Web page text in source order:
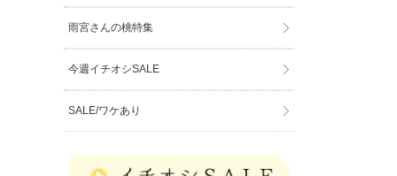
雨宮さんの桃特集
今週イチオシSALE
SALE/ワケあり